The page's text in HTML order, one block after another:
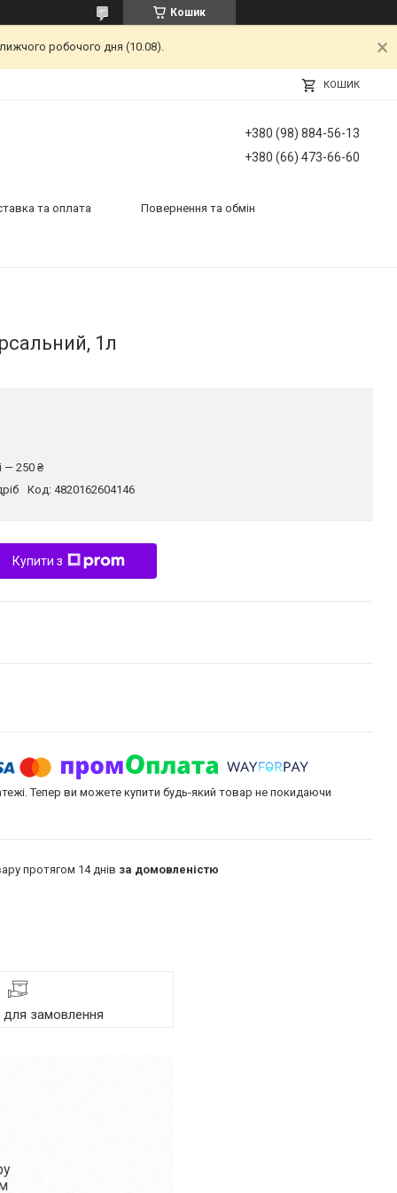
Кошик
робочого дня (10.08).
КОШИК
+380 (98) 884-56-13
+380 (66) 473-66-60
та оплата Повернення та обмін
1л
— 250 ₴
Код: 4820162604146
Купити з
Тепер ви можете купити будь-який товар не покидаючи
протягом 14 днів за домовленістю
для замовлення